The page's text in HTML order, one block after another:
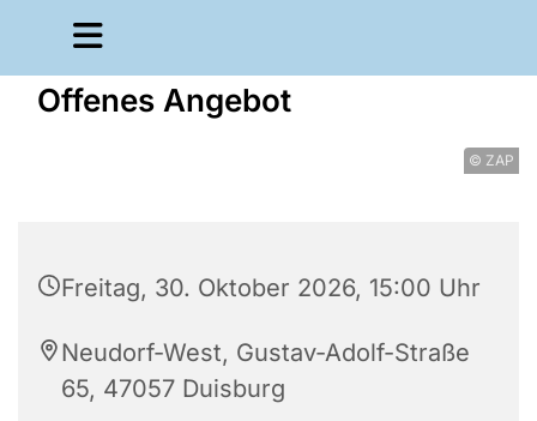
Offenes Angebot
© ZAP
Freitag, 30. Oktober 2026, 15:00 Uhr
Neudorf-West, Gustav-Adolf-Straße
65, 47057 Duisburg